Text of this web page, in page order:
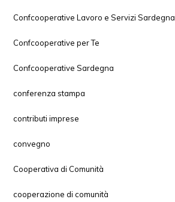
Confcooperative Lavoro e Servizi Sardegna
Confcooperative per Te
Confcooperative Sardegna
conferenza stampa
contributi imprese
convegno
Cooperativa di Comunità
cooperazione di comunità